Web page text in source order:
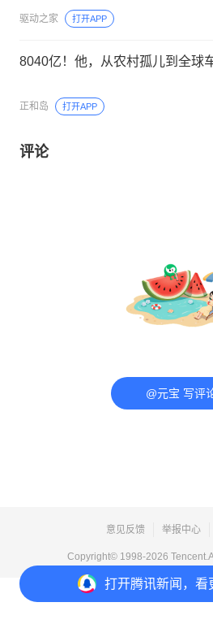
打开腾讯新闻，看
驱动之家 打开APP
8040亿！他，从农村孤儿到全球
正和岛 打开APP
评论
@元宝 写评
意见反馈 举报中心
Copyright© 1998-2026